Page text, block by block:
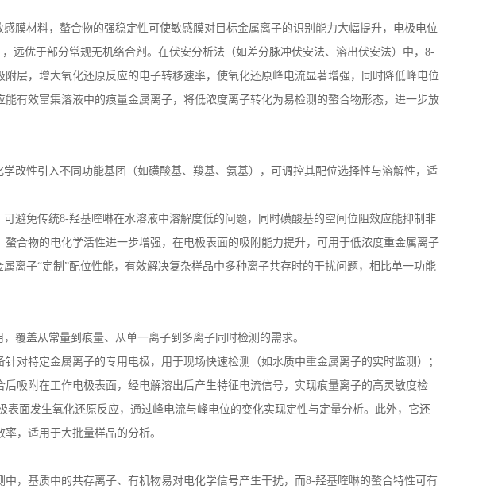
膜材料，螯合物的强稳定性可使敏感膜对目标金属离子的识别能力大幅提升，电极电位
，远优于部分常规无机络合剂。在伏安分析法（如差分脉冲伏安法、溶出伏安法）中， 8-
层，增大氧化还原反应的电子转移速率，使氧化还原峰电流显著增强，同时降低峰电位
有效富集溶液中的痕量金属离子，将低浓度离子转化为易检测的螯合物形态，进一步放
改性引入不同功能基团（如磺酸基、羧基、氨基），可调控其配位选择性与溶解性，适
可避免传统8-羟基喹啉在水溶液中溶解度低的问题，同时磺酸基的空间位阻效应能抑制非
合物的电化学活性进一步增强，在电极表面的吸附能力提升，可用于低浓度重金属离子
离子“定制”配位性能，有效解决复杂样品中多种离子共存时的干扰问题，相比单一功能
覆盖从常量到痕量、从单一离子到多离子同时检测的需求。
对特定金属离子的专用电极，用于现场快速检测（如水质中重金属离子的实时监测）；
吸附在工作电极表面，经电解溶出后产生特征电流信号，实现痕量离子的高灵敏度检
表面发生氧化还原反应，通过峰电流与峰电位的变化实现定性与定量分析。此外，它还
，适用于大批量样品的分析。
，基质中的共存离子、有机物易对电化学信号产生干扰，而8-羟基喹啉的螯合特性可有